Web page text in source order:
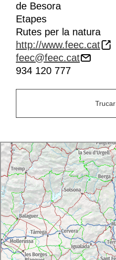
de Besora
Etapes
Rutes per la natura
http://www.feec.cat
feec@feec.cat
934 120 777
Trucar